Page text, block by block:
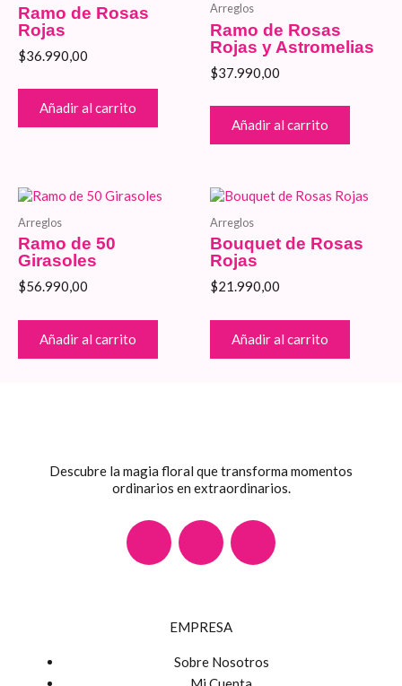
Ramo de Rosas
Rojas
$36.990,00
Añadir al carrito
Arreglos
Ramo de Rosas
Rojas y Astromelias
$37.990,00
Añadir al carrito
Arreglos
Ramo de 50
Girasoles
$56.990,00
Añadir al carrito
Arreglos
Bouquet de Rosas
Rojas
$21.990,00
Añadir al carrito
Descubre la magia floral que transforma momentos
ordinarios en extraordinarios.
F
I
s
W
EMPRESA
Sobre Nosotros